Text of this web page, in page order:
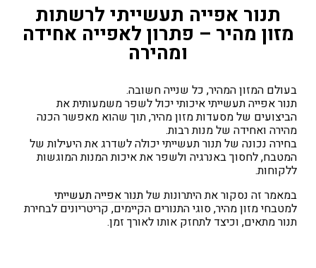
תנור אפייה תעשייתי לרשתות
מזון מהיר – פתרון לאפייה אחידה
ומהירה
בעולם המזון המהיר, כל שנייה חשובה.
תנור אפייה תעשייתי איכותי יכול לשפר משמעותית את
הביצועים של מסעדות מזון מהיר, תוך שהוא מאפשר הכנה
מהירה ואחידה של מנות רבות.
בחירה נכונה של תנור תעשייתי יכולה לשדרג את היעילות של
המטבח, לחסוך באנרגיה ולשפר את איכות המנות המוגשות
ללקוחות.
במאמר זה נסקור את היתרונות שלתנור אפייה תעשייתי
למטבחי מזון מהיר, סוגי התנורים הקיימים, קריטריונים לבחירת
תנור מתאים, וכיצד לתחזק אותו לאורך זמן.